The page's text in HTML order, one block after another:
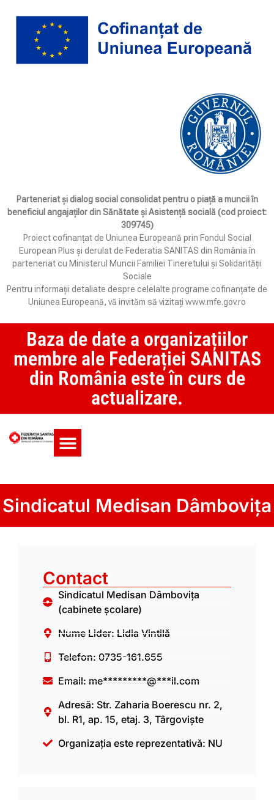
Parteneriat și dialog social consolidat pentru o piață a muncii în
beneficiul angajaților din Sănătate și Asistență socială (cod proiect:
309745)
Proiect cofinanțat de Uniunea Europeană prin Fondul Social
European Plus și derulat de Federatia SANITAS din România în
parteneriat cu Ministerul Muncii Familiei Tineretului și Solidarității
Sociale
Pentru informații detaliate despre celelalte programe cofinanțate de
Uniunea Europeană, vă invităm să vizitați www.mfe.gov.ro
Baza de date a organizațiilor
membre ale Federației SANITAS
din România este în curs de
actualizare.
Sindicatul Medisan Dâmbovița
Contact
Sindicatul Medisan Dâmbovița
(cabinete școlare)
Nume Lider: Lidia Vintilă
Telefon: 0735-161.655
Email: me*********@***il.com
Adresă: Str. Zaharia Boerescu nr. 2,
bl. R1, ap. 15, etaj. 3, Târgoviște
Organizația este reprezentativă: NU